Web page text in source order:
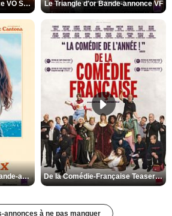
L'Odyssée Bande-annonce VO STFR Le Triangle d'or Bande-annonce VF
Les Matins merveilleux Bande-annonce VF De la Comédie-Française Teaser VF
annonces à ne pas manquer